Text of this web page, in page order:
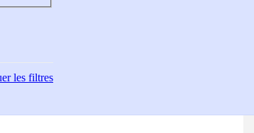
les filtres